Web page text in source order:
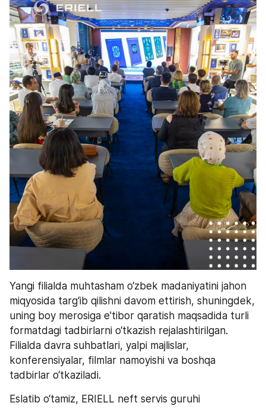
Yangi filialda muhtasham o‘zbek madaniyatini jahon
miqyosida targ‘ib qilishni davom ettirish, shuningdek,
uning boy merosiga e'tibor qaratish maqsadida turli
formatdagi tadbirlarni o‘tkazish rejalashtirilgan.
Filialda davra suhbatlari, yalpi majlislar,
konferensiyalar, filmlar namoyishi va boshqa
tadbirlar o‘tkaziladi.
Eslatib o‘tamiz, ERIELL neft servis guruhi